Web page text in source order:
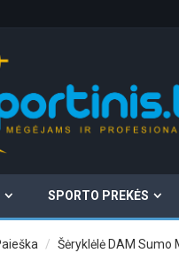
SPORTO PREKĖS
Šėryklėlė DAM Sumo